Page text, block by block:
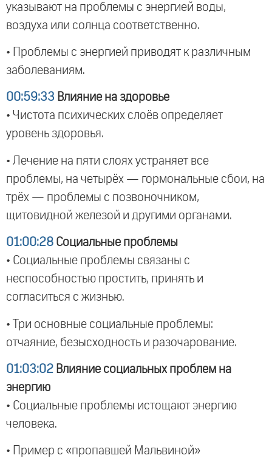
указывают на проблемы с энергией воды,
воздуха или солнца соответственно.
• Проблемы с энергией приводят к различным
заболеваниям.
00:59:33 Влияние на здоровье
• Чистота психических слоёв определяет
уровень здоровья.
• Лечение на пяти слоях устраняет все
проблемы, на четырёх — гормональные сбои, на
трёх — проблемы с позвоночником,
щитовидной железой и другими органами.
01:00:28 Социальные проблемы
• Социальные проблемы связаны с
неспособностью простить, принять и
согласиться с жизнью.
• Три основные социальные проблемы:
отчаяние, безысходность и разочарование.
01:03:02 Влияние социальных проблем на
энергию
• Социальные проблемы истощают энергию
человека.
• Пример с «пропавшей Мальвиной»